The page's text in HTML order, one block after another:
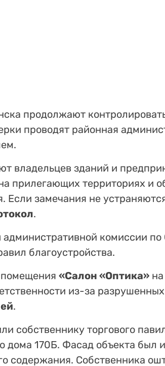
продолжают
проводят районная
владельцев зданий и
прилегающих территориях и
замечания не
.
комиссии
благоустройства.
«Салон «Оптика»
из-за
.
собственнику торгового
дома 170Б. Фасад объекта был
содержания. Собственника